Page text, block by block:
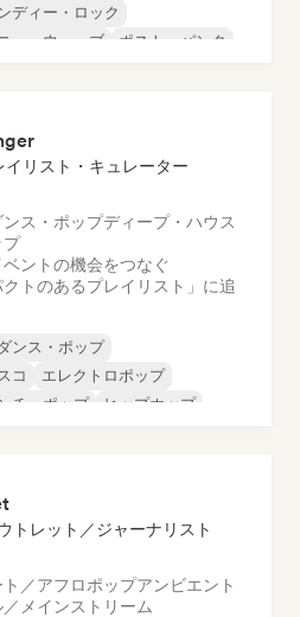
ディー・ロック
ニューウェーブ
ポスト・パンク
イリスト・キュレーター
ンス・ポップディープ・ハウス
プ
ントの機会をつなぐ
トのあるプレイリスト」に追
ンス・ポップ
コ
エレクトロポップ
チ・ポップ ヒップホップ
トレット／ジャーナリスト
／アフロポップアンビエント
メインストリーム